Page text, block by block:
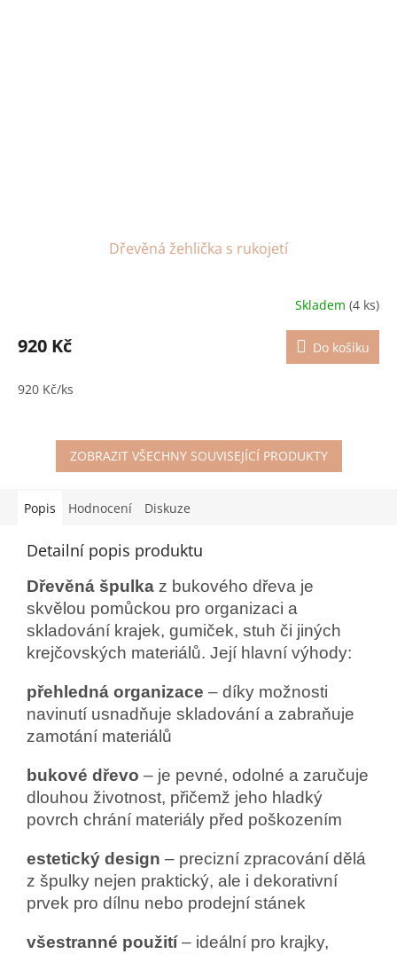
Dřevěná žehlička s rukojetí
Skladem (4 ks)
920 Kč Do košíku
920 Kč/ks
ZOBRAZIT VŠECHNY SOUVISEJÍCÍ PRODUKTY
Popis Hodnocení Diskuze
Detailní popis produktu
Dřevěná špulka z bukového dřeva je
skvělou pomůckou pro organizaci a
skladování krajek, gumiček, stuh či jiných
krejčovských materiálů. Její hlavní výhody:
přehledná organizace – díky možnosti
navinutí usnadňuje skladování a zabraňuje
zamotání materiálů
bukové dřevo – je pevné, odolné a zaručuje
dlouhou životnost, přičemž jeho hladký
povrch chrání materiály před poškozením
estetický design – precizní zpracování dělá
z špulky nejen praktický, ale i dekorativní
prvek pro dílnu nebo prodejní stánek
všestranné použití– ideální pro krajky,